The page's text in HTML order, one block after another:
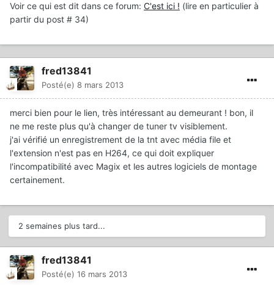
Voir ce qui est dit dans ce forum: C'est ici ! (lire en particulier à
partir du post # 34)
fred13841
Posté(e) 8 mars 2013
merci bien pour le lien, très intéressant au demeurant ! bon, il
ne me reste plus qu'à changer de tuner tv visiblement.
j'ai vérifié un enregistrement de la tnt avec média file et
l'extension n'est pas en H264, ce qui doit expliquer
l'incompatibilité avec Magix et les autres logiciels de montage
certainement.
2 semaines plus tard...
fred13841
Posté(e) 16 mars 2013